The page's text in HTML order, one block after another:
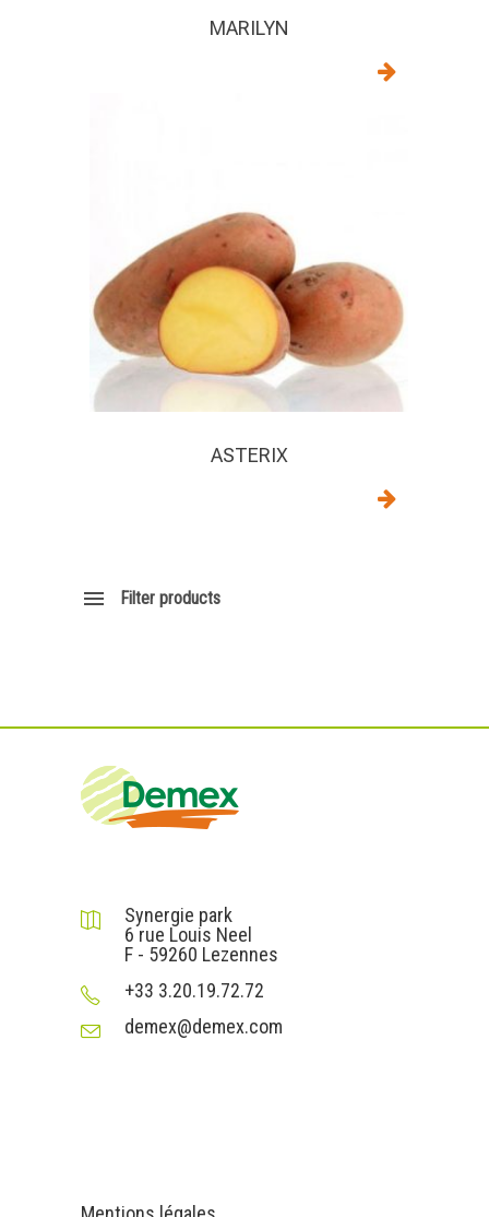
MARILYN
ASTERIX
Filter products
Synergie park
6 rue Louis Neel
F - 59260 Lezennes
+33 3.20.19.72.72
demex@demex.com